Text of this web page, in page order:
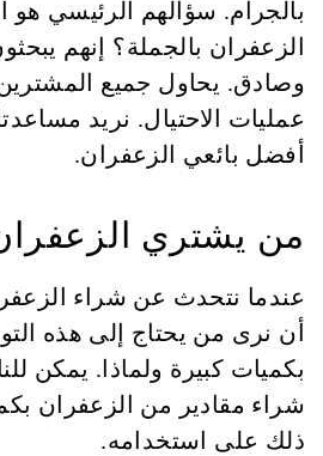
بالجرام. سؤالهم الرئيسي هو
الزعفران بالجملة؟ إنهم
وصادق. يحاول جميع المشترين
عمليات الاحتيال. نريد
أفضل بائعي الزعفران.
من يشتري
عندما نتحدث عن شراء
أن نرى من يحتاج إلى هذه
بكميات كبيرة ولماذا. يمكن
شراء مقادير من الزعفران
ذلك على استخدامه.